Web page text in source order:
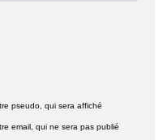
pseudo, qui sera affiché
email, qui ne sera pas publié